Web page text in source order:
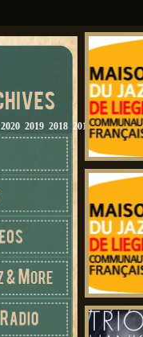
2020 2019 2018 2017 2016 2015